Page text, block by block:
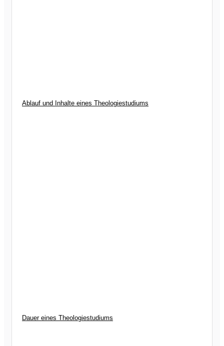
Ablauf und Inhalte eines Theologiestudiums
Dauer eines Theologiestudiums